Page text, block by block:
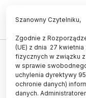
ŚWIAT
W.
szczepionka
Szanowny Czytelniku,
Zgodnie z
(UE) z dnia 27
fizycznych w związku
w sprawie
uchylenia dyrektywy
ochronie danych)
danych.